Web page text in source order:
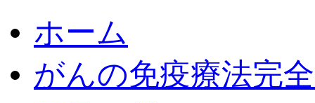
ホーム
がんの免疫療法完